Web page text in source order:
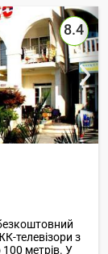
8.4
телевізори з
метрів. У